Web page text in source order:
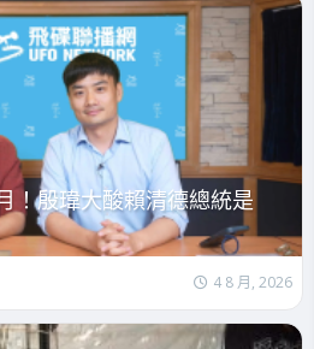
！殷瑋大酸賴清德總統是
4 8 月, 2026